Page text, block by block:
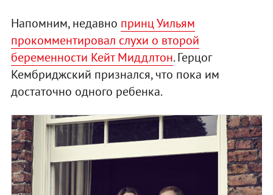
Напомним, недавно принц Уильям
прокомментировал слухи о второй
беременности Кейт Миддлтон. Герцог
Кембриджский признался, что пока им
достаточно одного ребенка.